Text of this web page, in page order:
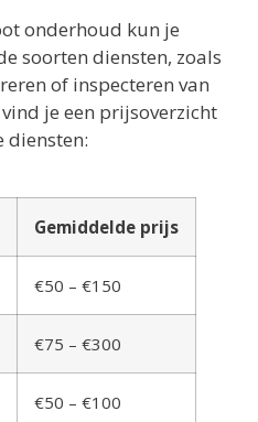
onderhoud kun je
soorten diensten, zoals
of inspecteren van
je een prijsoverzicht
diensten:
Gemiddelde prijs
€50 – €150
€75 – €300
€50 – €100